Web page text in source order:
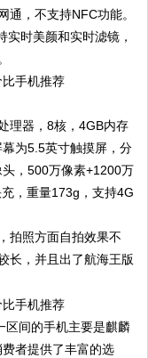
，不支持NFC功能。
时美颜和实时滤镜，
理器，8核，4GB内存
为5.5英寸触摸屏，分
，500万像素+1200万
，重量173g，支持4G
拍照方面自拍效果不
长，并且出了航海王版
区间的手机主要是麒麟
者提供了丰富的选